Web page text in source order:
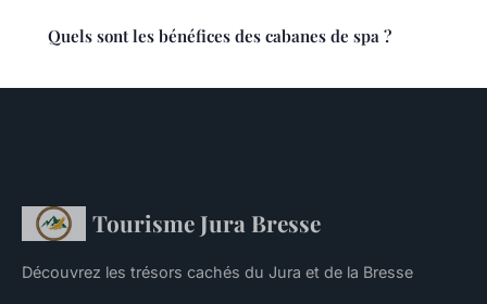
Quels sont les bénéfices des cabanes de spa ?
Tourisme Jura Bresse
Découvrez les trésors cachés du Jura et de la Bresse